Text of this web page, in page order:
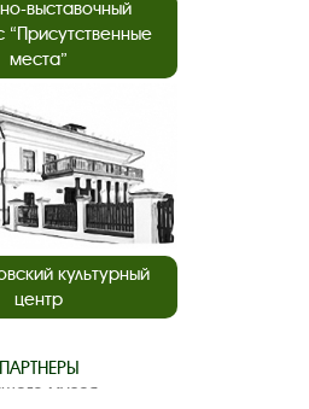
выставочный
“Присутственные
места”
культурный
центр
ПАРТНЕРЫ
музея